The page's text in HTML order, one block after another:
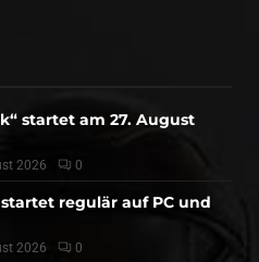
startet am 27. August
2026 0
regulär auf PC und
2026 0